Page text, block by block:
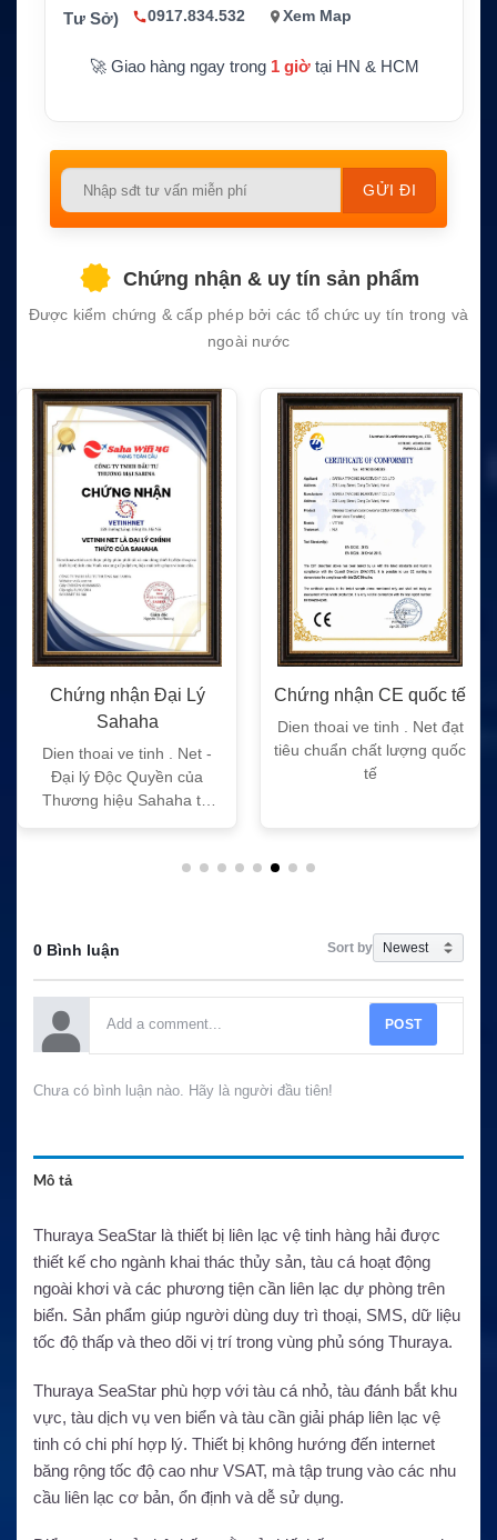
Tư Sở) 0917.834.532 Xem Map
🚀 Giao hàng ngay trong 1 giờtại HN & HCM
Please
empty.
Chứng nhận & uy tín sản phẩm
Được kiểm chứng & cấp phép bởi các tổ chức uy tín trong và
ngoài nước
Chứng nhận Đại Lý
Sahaha
Dien thoai ve tinh . Net -
Đại lý Độc Quyền của
Thương hiệu Sahaha tại
Chứng nhận CE quốc tế
Dien thoai ve tinh . Net đạt
tiêu chuẩn chất lượng quốc
tế
0 Bình luận Sort by
POST
Chưa có bình luận nào. Hãy là người đầu tiên!
Mô tả
Thuraya SeaStar là thiết bị liên lạc vệ tinh hàng hải được
thiết kế cho ngành khai thác thủy sản, tàu cá hoạt động
ngoài khơi và các phương tiện cần liên lạc dự phòng trên
biển. Sản phẩm giúp người dùng duy trì thoại, SMS, dữ liệu
tốc độ thấp và theo dõi vị trí trong vùng phủ sóng Thuraya.
Thuraya SeaStar phù hợp với tàu cá nhỏ, tàu đánh bắt khu
vực, tàu dịch vụ ven biển và tàu cần giải pháp liên lạc vệ
tinh có chi phí hợp lý. Thiết bị không hướng đến internet
băng rộng tốc độ cao như VSAT, mà tập trung vào các nhu
cầu liên lạc cơ bản, ổn định và dễ sử dụng.